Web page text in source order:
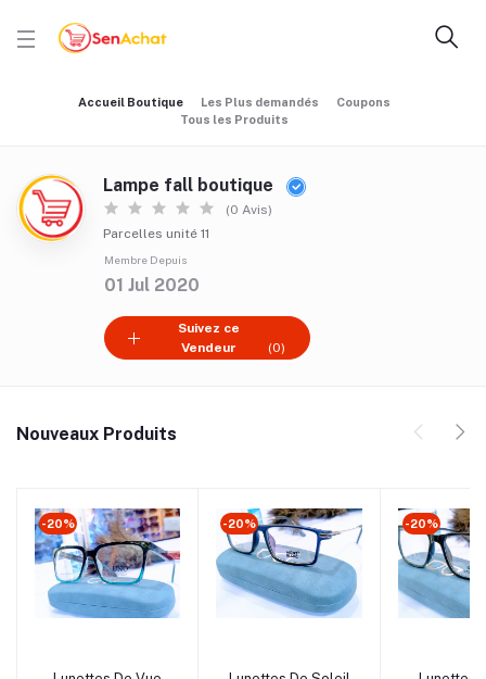
Accueil Boutique Les Plus demandés
Coupons
Tous les Produits
Lampe fall boutique
(0 Avis)
Parcelles unité 11
Membre Depuis
01 Jul 2020
Suivez ce
Vendeur
(0)
Nouveaux Produits
-20% -20% -20%